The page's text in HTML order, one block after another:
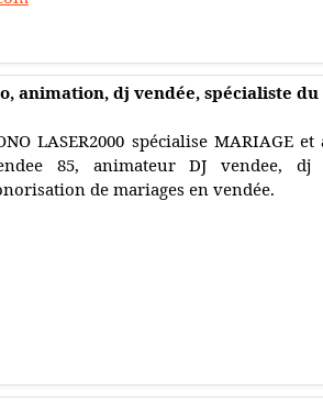
animation, dj vendée, spécialiste
LASER2000 spécialise
85, animateur DJ vendee, dj
de mariages en vendée.